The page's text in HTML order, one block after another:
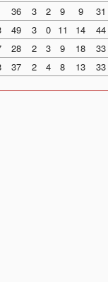
36 3 2 9 9
31
49 3 0 11 14
44
28 2 3 9 18
33
37 2 4 8 13 33